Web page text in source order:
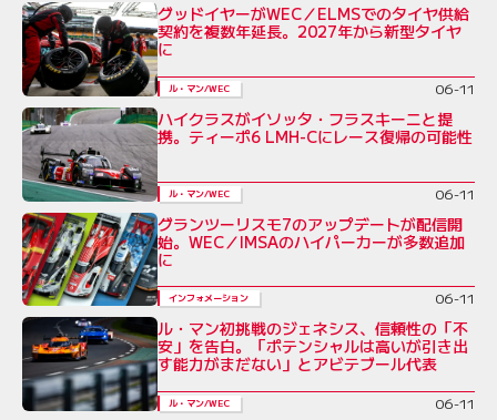
グッドイヤーがWEC／ELMSでのタイヤ供給
契約を複数年延長。2027年から新型タイヤ
に
ル・マン/WEC 06-11
ハイクラスがイソッタ・フラスキーニと提
携。ティーポ6 LMH-Cにレース復帰の可能性
ル・マン/WEC 06-11
グランツーリスモ7のアップデートが配信開
始。WEC／IMSAのハイパーカーが多数追加
に
インフォメーション 06-11
ル・マン初挑戦のジェネシス、信頼性の「不
安」を告白。「ポテンシャルは高いが引き出
す能力がまだない」とアビテブール代表
ル・マン/WEC 06-11